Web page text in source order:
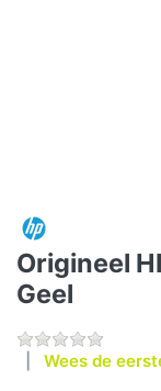
Origineel
Geel
Wees de